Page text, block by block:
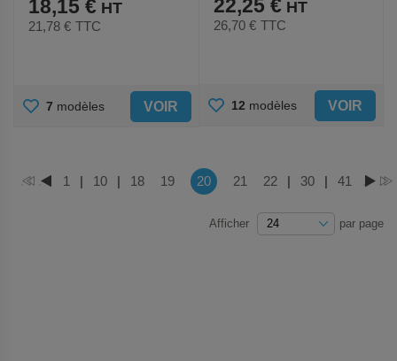
18,15 €
21,78 € TTC
AJOUTER
7 modèles VOIR
22,25 €
26,70 € TTC
AJOUTER
12 modèles VOIR
Page
Page
1 | Page
10 | Page
18 Page
19 Vous lisez actuellement la page
20 Page
21 Page
22 | Page
30 | Page
41
Afficher par page